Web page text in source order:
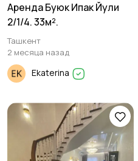
Аренда Буюк Ипак Йули
2/1/4. 33м².
Ташкент
2 месяца назад
Ekaterina